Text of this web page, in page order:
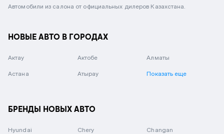
Автомобили из салона от официальных дилеров Казахстана.
НОВЫЕ АВТО В ГОРОДАХ
Актау Актобе Алматы
Астана Атырау Показать еще
БРЕНДЫ НОВЫХ АВТО
Hyundai Chery Changan